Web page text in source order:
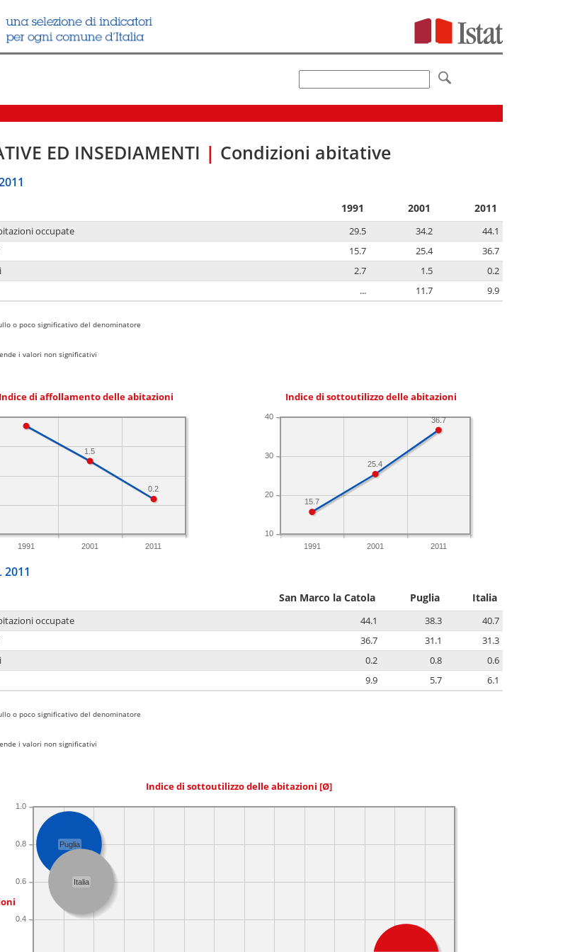
ED INSEDIAMENTI | Condizioni abitative
1991 2001 2011
occupate 29.5 34.2
44.1
15.7 25.4
36.7
2.7 1.5
0.2
... 11.7 9.9
o poco significativo del denominatore
i valori non significativi
Indice di affollamento delle abitazioni
1991 2001 2011
0.2
1.5
Indice di sottoutilizzo delle abitazioni
1991 2001 2011
10
20
30
40 36.7
25.4
15.7
2011
San Marco la Catola Puglia Italia
occupate 44.1 38.3
40.7
36.7 31.1
31.3
0.2 0.8
0.6
9.9 5.7 6.1
o poco significativo del denominatore
i valori non significativi
Indice di sottoutilizzo delle abitazioni [Ø]
0.4
0.6
0.8
1.0
Puglia
Italia